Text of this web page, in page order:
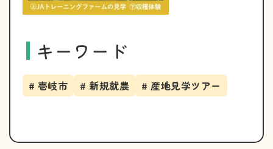
キーワード
# 壱岐市 # 新規就農 # 産地見学ツアー